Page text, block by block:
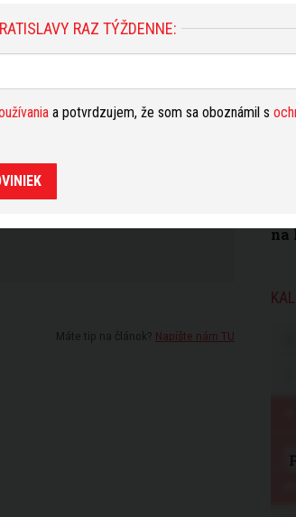
Nahlásiť problém
sa oboznámil s
Máte tip na článok? Napíšte nám TU
na
RAZ TÝŽDENNE:
a potvrdzujem, že som sa oboznámil s